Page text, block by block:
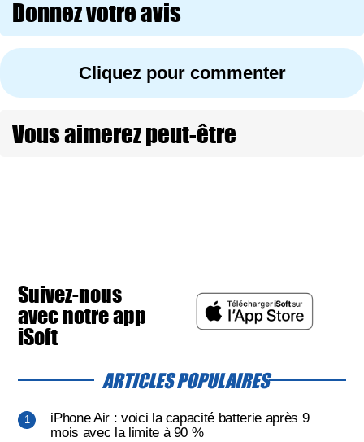
Donnez votre avis
Cliquez pour commenter
Vous aimerez peut-être
Suivez-nous
avec notre app
iSoft
ARTICLES POPULAIRES
iPhone Air : voici la capacité batterie après 9
mois avec la limite à 90 %